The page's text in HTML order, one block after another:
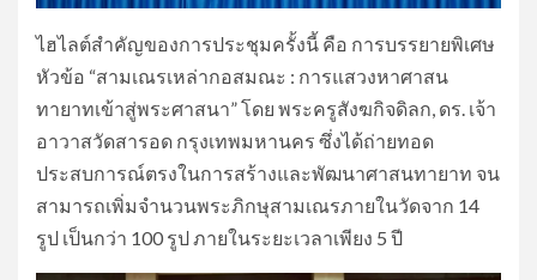
ไฮไลต์สำคัญของการประชุมครั้งนี้ คือ การบรรยายพิเศษ
หัวข้อ “สามเณรเหล่ากอสมณะ : การแสวงหาศาสน
ทายาทเข้าสู่พระศาสนา” โดย พระครูสังฆกิจดิลก, ดร. เจ้า
อาวาสวัดสารอด กรุงเทพมหานคร ซึ่งได้ถ่ายทอด
ประสบการณ์ตรงในการสร้างและพัฒนาศาสนทายาท จน
สามารถเพิ่มจำนวนพระภิกษุสามเณรภายในวัดจาก 14
รูป เป็นกว่า 100 รูป ภายในระยะเวลาเพียง 5 ปี